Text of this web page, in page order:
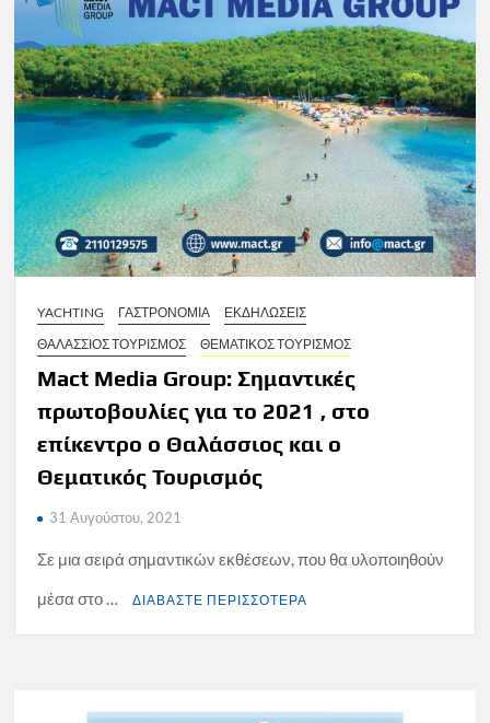
YACHTING ΓΑΣΤΡΟΝΟΜΙΑ
ΕΚΔΗΛΩΣΕΙΣ
ΘΑΛΑΣΣΙΟΣ ΤΟΥΡΙΣΜΟΣ
ΘΕΜΑΤΙΚΟΣ ΤΟΥΡΙΣΜΟΣ
Mact Media Group: Σημαντικές
πρωτοβουλίες για το 2021 , στο
επίκεντρο ο Θαλάσσιος και ο
Θεματικός Τουρισμός
31 Αυγούστου, 2021
Σε μια σειρά σημαντικών εκθέσεων, που θα υλοποιηθούν
μέσα στο …
ΔΙΑΒΑΣΤΕ ΠΕΡΙΣΣΟΤΕΡΑ